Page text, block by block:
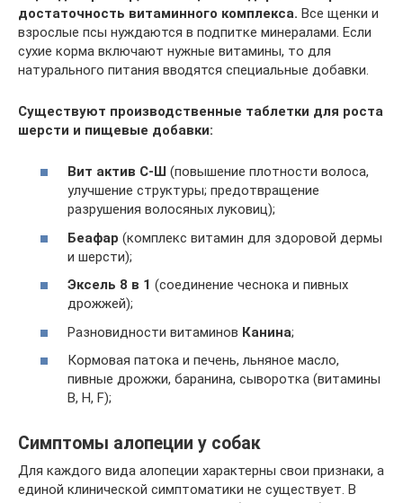
достаточность витаминного комплекса. Все щенки и
взрослые псы нуждаются в подпитке минералами. Если
сухие корма включают нужные витамины, то для
натурального питания вводятся специальные добавки.
Существуют производственные таблетки для роста
шерсти и пищевые добавки:
Вит актив С-Ш (повышение плотности волоса,
улучшение структуры; предотвращение
разрушения волосяных луковиц);
Беафар (комплекс витамин для здоровой дермы
и шерсти);
Эксель 8 в 1 (соединение чеснока и пивных
дрожжей);
Разновидности витаминов Канина;
Кормовая патока и печень, льняное масло,
пивные дрожжи, баранина, сыворотка (витамины
В, Н, F);
Симптомы алопеции у собак
Для каждого вида алопеции характерны свои признаки, а
единой клинической симптоматики не существует. В